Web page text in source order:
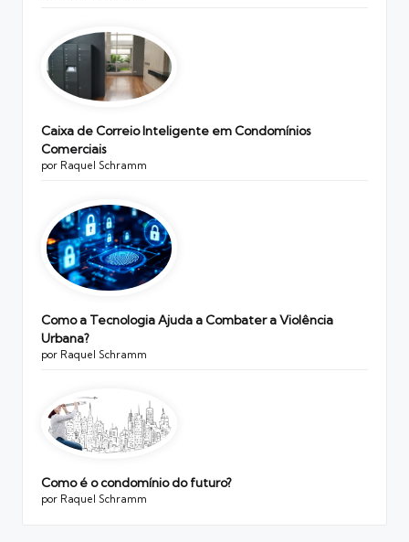
Caixa de Correio Inteligente em Condomínios
Comerciais
por Raquel Schramm
Como a Tecnologia Ajuda a Combater a Violência
Urbana?
por Raquel Schramm
Como é o condomínio do futuro?
por Raquel Schramm